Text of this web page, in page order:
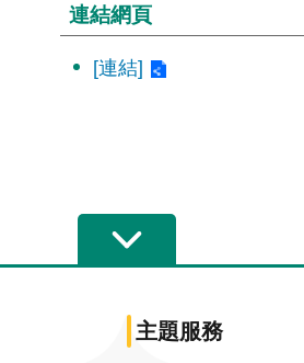
連結網頁
[連結]
主題服務